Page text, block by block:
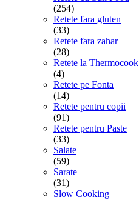
(254)
Retete fara gluten
(33)
Retete fara zahar
(28)
Retete la Thermocook
(4)
Retete pe Fonta
(14)
Retete pentru copii
(91)
Retete pentru Paste
(33)
Salate
(59)
Sarate
(31)
Slow Cooking